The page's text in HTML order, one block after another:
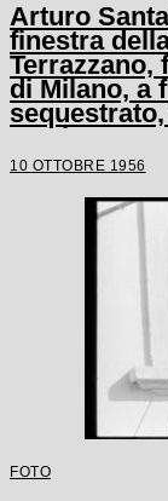
Arturo
finestra
Terrazzano,
di Milano, a
un'altra
10 OTTOBRE 1956
FOTO